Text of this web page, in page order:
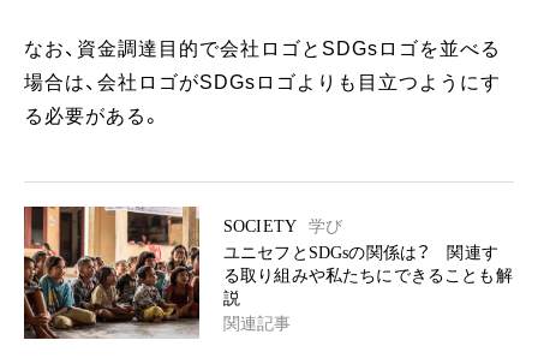
なお、資金調達目的で会社ロゴとSDGsロゴを並べる
場合は、会社ロゴがSDGsロゴよりも目立つようにす
る必要がある。
SOCIETY
学び
ユニセフとSDGsの関係は？ 関連す
る取り組みや私たちにできることも解
説
関連記事